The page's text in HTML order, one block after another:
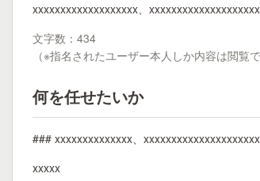
xxxxxxxxxxxxxxxxxxx、
文字数：434
（※指名されたユーザー本人しか内容は閲覧
何を任せたいか
### xxxxxxxxxxxxxx、
xxxxx